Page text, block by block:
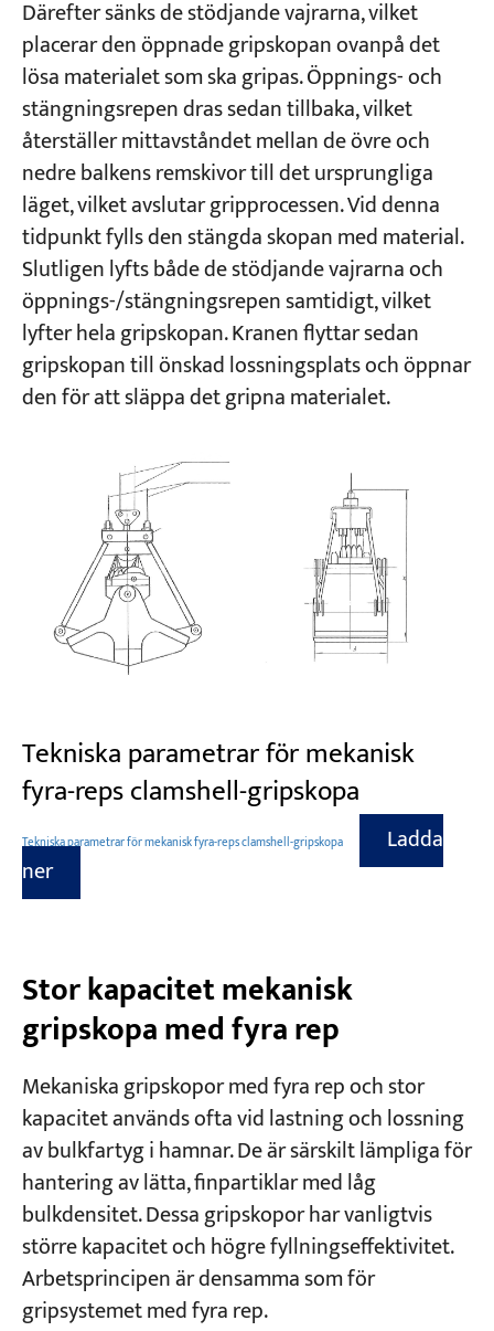
Därefter sänks de stödjande vajrarna, vilket
placerar den öppnade gripskopan ovanpå det
lösa materialet som ska gripas. Öppnings- och
stängningsrepen dras sedan tillbaka, vilket
återställer mittavståndet mellan de övre och
nedre balkens remskivor till det ursprungliga
läget, vilket avslutar gripprocessen. Vid denna
tidpunkt fylls den stängda skopan med material.
Slutligen lyfts både de stödjande vajrarna och
öppnings-/stängningsrepen samtidigt, vilket
lyfter hela gripskopan. Kranen flyttar sedan
gripskopan till önskad lossningsplats och öppnar
den för att släppa det gripna materialet.
Tekniska parametrar för mekanisk
fyra-reps clamshell-gripskopa
Tekniska parametrar för mekanisk fyra-reps clamshell-gripskopa
Ladda
ner
Stor kapacitet mekanisk
gripskopa med fyra rep
Mekaniska gripskopor med fyra rep och stor
kapacitet används ofta vid lastning och lossning
av bulkfartyg i hamnar. De är särskilt lämpliga för
hantering av lätta, finpartiklar med låg
bulkdensitet. Dessa gripskopor har vanligtvis
större kapacitet och högre fyllningseffektivitet.
Arbetsprincipen är densamma som för
gripsystemet med fyra rep.